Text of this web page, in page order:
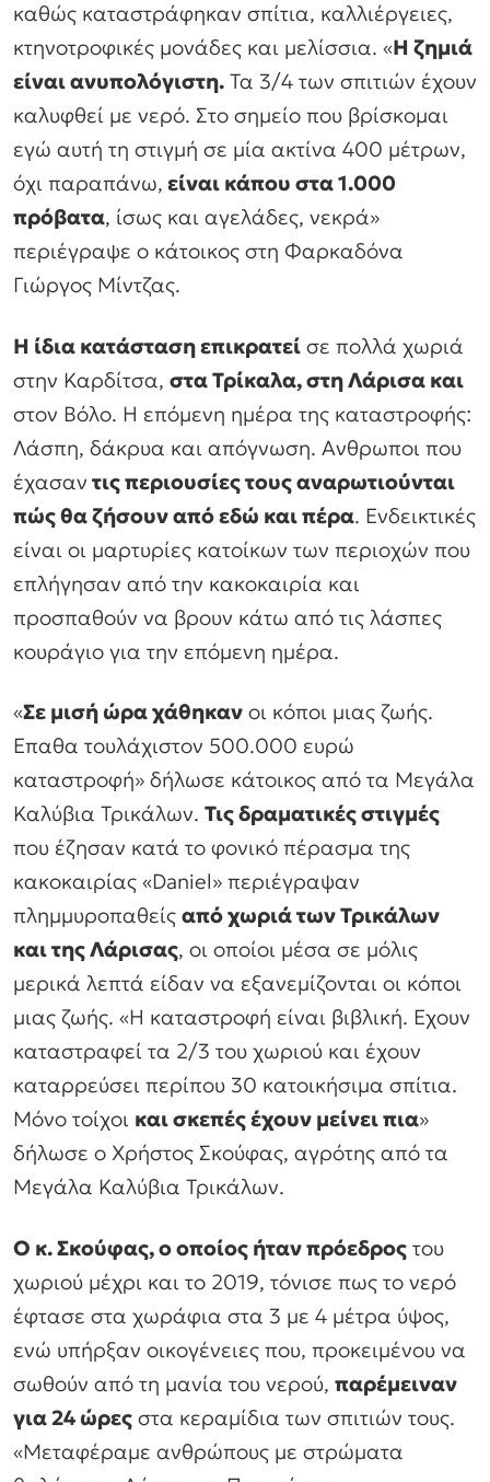
καθώς καταστράφηκαν σπίτια, καλλιέργειες,
κτηνοτροφικές μονάδες και μελίσσια. «Η ζημιά
είναι ανυπολόγιστη. Τα 3/4 των σπιτιών έχουν
καλυφθεί με νερό. Στο σημείο που βρίσκομαι
εγώ αυτή τη στιγμή σε μία ακτίνα 400 μέτρων,
όχι παραπάνω, είναι κάπου στα 1.000
πρόβατα, ίσως και αγελάδες, νεκρά»
περιέγραψε ο κάτοικος στη Φαρκαδόνα
Γιώργος Μίντζας.
Η ίδια κατάσταση επικρατεί σε πολλά χωριά
στην Καρδίτσα, στα Τρίκαλα, στη Λάρισα και
στον Βόλο. Η επόμενη ημέρα της καταστροφής:
Λάσπη, δάκρυα και απόγνωση. Ανθρωποι που
έχασαν τις περιουσίες τους αναρωτιούνται
πώς θα ζήσουν από εδώ και πέρα. Ενδεικτικές
είναι οι μαρτυρίες κατοίκων των περιοχών που
επλήγησαν από την κακοκαιρία και
προσπαθούν να βρουν κάτω από τις λάσπες
κουράγιο για την επόμενη ημέρα.
«Σε μισή ώρα χάθηκαν οι κόποι μιας ζωής.
Επαθα τουλάχιστον 500.000 ευρώ
καταστροφή» δήλωσε κάτοικος από τα Μεγάλα
Καλύβια Τρικάλων. Τις δραματικές στιγμές
που έζησαν κατά το φονικό πέρασμα της
κακοκαιρίας «Daniel» περιέγραψαν
πλημμυροπαθείς από χωριά των Τρικάλων
και της Λάρισας, οι οποίοι μέσα σε μόλις
μερικά λεπτά είδαν να εξανεμίζονται οι κόποι
μιας ζωής. «Η καταστροφή είναι βιβλική. Εχουν
καταστραφεί τα 2/3 του χωριού και έχουν
καταρρεύσει περίπου 30 κατοικήσιμα σπίτια.
Μόνο τοίχοι και σκεπές έχουν μείνει πια»
δήλωσε ο Χρήστος Σκούφας, αγρότης από τα
Μεγάλα Καλύβια Τρικάλων.
Ο κ. Σκούφας, ο οποίος ήταν πρόεδρος του
χωριού μέχρι και το 2019, τόνισε πως το νερό
έφτασε στα χωράφια στα 3 με 4 μέτρα ύψος,
ενώ υπήρξαν οικογένειες που, προκειμένου να
σωθούν από τη μανία του νερού, παρέμειναν
για 24 ώρες στα κεραμίδια των σπιτιών τους.
«Μεταφέραμε ανθρώπους με στρώματα